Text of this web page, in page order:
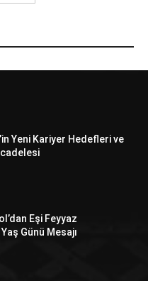
Yeni Kariyer Hedefleri ve
Eşi Feyyaz
Günü Mesajı